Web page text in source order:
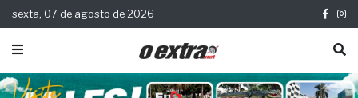
sexta, 07 de agosto de 2026